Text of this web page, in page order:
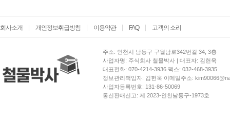
회사소개 개인정보취급방침 이용약관 FAQ 고객의 소리
주소: 인천시 남동구 구월남로342번길 34, 3층
사업자명: 주식회사 철물박사 | 대표자: 김헌욱
대표전화: 070-4214-3936 팩스: 032-468-3935
정보관리책임자: 김헌욱 이메일주소:
사업자등록번호: 131-86-50069
통신판매신고: 제 2023-인천남동구-1973호